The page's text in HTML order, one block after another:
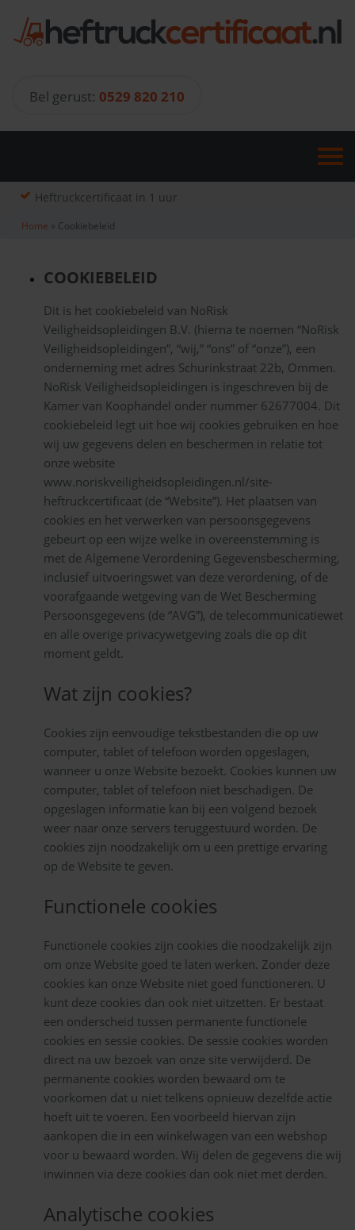
content
Bel gerust: 0529 820 210
Heftruckcertificaat in 1 uur
Home » Cookiebeleid
COOKIEBELEID
Dit is het cookiebeleid van NoRisk
Veiligheidsopleidingen B.V. (hierna te noemen “NoRisk
Veiligheidsopleidingen”, “wij,” “ons” of “onze”), een
onderneming met adres Schurinkstraat 22b, Ommen.
NoRisk Veiligheidsopleidingen is ingeschreven bij de
Kamer van Koophandel onder nummer 62677004. Dit
cookiebeleid legt uit hoe wij cookies gebruiken en hoe
wij uw gegevens delen en beschermen in relatie tot
onze website
www.noriskveiligheidsopleidingen.nl/site-
heftruckcertificaat (de “Website”). Het plaatsen van
cookies en het verwerken van persoonsgegevens
gebeurt op een wijze welke in overeenstemming is
met de Algemene Verordening Gegevensbescherming,
inclusief uitvoeringswet van deze verordening, of de
voorafgaande wetgeving van de Wet Bescherming
Persoonsgegevens (de “AVG”), de telecommunicatiewet
en alle overige privacywetgeving zoals die op dit
moment geldt.
Wat zijn cookies?
Cookies zijn eenvoudige tekstbestanden die op uw
computer, tablet of telefoon worden opgeslagen,
wanneer u onze Website bezoekt. Cookies kunnen uw
computer, tablet of telefoon niet beschadigen. De
opgeslagen informatie kan bij een volgend bezoek
weer naar onze servers teruggestuurd worden. De
cookies zijn noodzakelijk om u een prettige ervaring
op de Website te geven.
Functionele cookies
Functionele cookies zijn cookies die noodzakelijk zijn
om onze Website goed te laten werken. Zonder deze
cookies kan onze Website niet goed functioneren. U
kunt deze cookies dan ook niet uitzetten. Er bestaat
een onderscheid tussen permanente functionele
cookies en sessie cookies. De sessie cookies worden
direct na uw bezoek van onze site verwijderd. De
permanente cookies worden bewaard om te
voorkomen dat u niet telkens opnieuw dezelfde actie
hoeft uit te voeren. Een voorbeeld hiervan zijn
aankopen die in een winkelwagen van een webshop
voor u bewaard worden. Wij delen de gegevens die wij
inwinnen via deze cookies dan ook niet met derden.
Analytische cookies